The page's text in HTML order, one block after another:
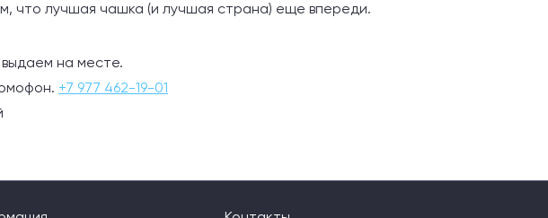
что лучшая чашка (и лучшая страна) еще впереди.
на месте.
+7 977 462-19-01